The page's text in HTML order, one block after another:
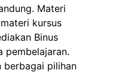
Materi
kursus
Binus
pembelajaran.
berbagai pilihan